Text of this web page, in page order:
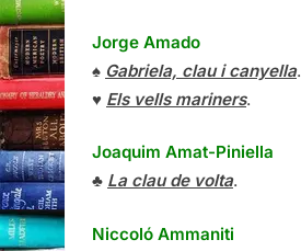
Jorge Amado
♠ Gabriela, clau i canyella.
♥ Els vells mariners.
Joaquim Amat-Piniella
♣ La clau de volta.
Niccoló Ammaniti